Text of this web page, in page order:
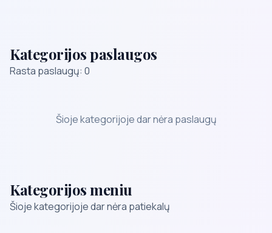
Kategorijos paslaugos
Rasta paslaugų: 0
Šioje kategorijoje dar nėra paslaugų
Kategorijos meniu
Šioje kategorijoje dar nėra patiekalų